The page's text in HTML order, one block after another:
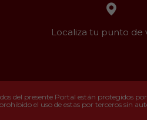
Localiza tu punto de
del presente Portal están protegidos
el uso de estas por terceros sin